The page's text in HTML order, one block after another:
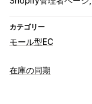
カテゴリー
モール型EC
リスティング管理
在庫の同期